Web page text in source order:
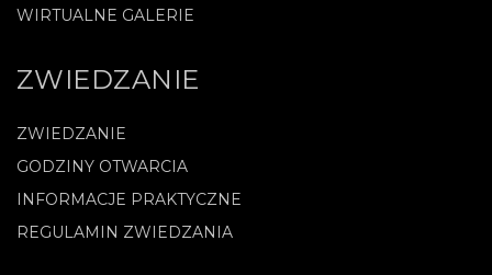
WIRTUALNE GALERIE
ZWIEDZANIE
ZWIEDZANIE
GODZINY OTWARCIA
INFORMACJE PRAKTYCZNE
REGULAMIN ZWIEDZANIA